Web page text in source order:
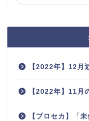
【2022年】12月
【2022年】11月
【プロセカ】「